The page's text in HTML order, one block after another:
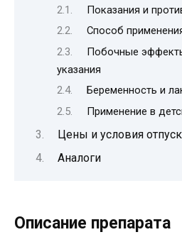
Показания и
Способ
Побочные
указания
Беременность и
Применение в
Цены и условия
Аналоги
Описание препарата